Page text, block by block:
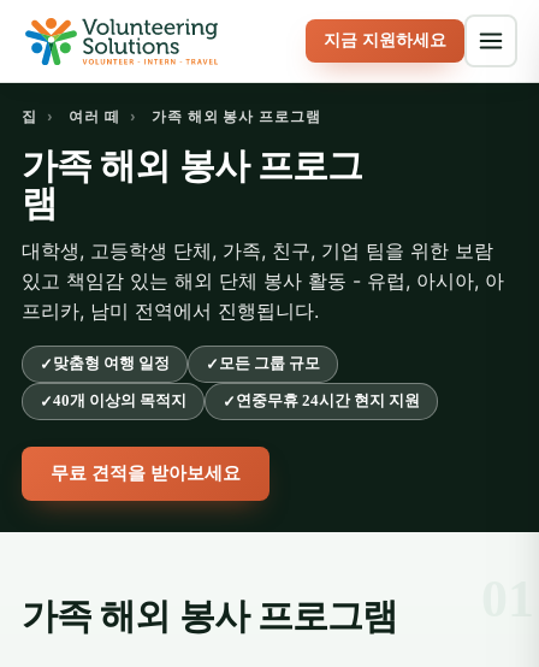
지금 지원하세요
집 › 여러 떼 › 가족 해외 봉사 프로그램
가족 해외 봉사 프로그
램
대학생, 고등학생 단체, 가족, 친구, 기업 팀을 위한 보람
있고 책임감 있는 해외 단체 봉사 활동 - 유럽, 아시아, 아
프리카, 남미 전역에서 진행됩니다.
맞춤형 여행 일정 모든 그룹 규모
40개 이상의 목적지 연중무휴 24시간 현지 지원
무료 견적을 받아보세요
가족 해외 봉사 프로그램